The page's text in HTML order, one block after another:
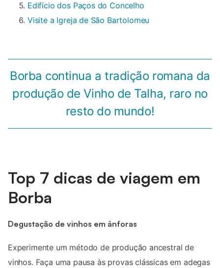
Edifício dos Paços do Concelho
Visite a Igreja de São Bartolomeu
Borba continua a tradição romana da
produção de Vinho de Talha, raro no
resto do mundo!
Top 7 dicas de viagem em
Borba
Degustação de vinhos em ânforas
Experimente um método de produção ancestral de
vinhos. Faça uma pausa às provas clássicas em adegas